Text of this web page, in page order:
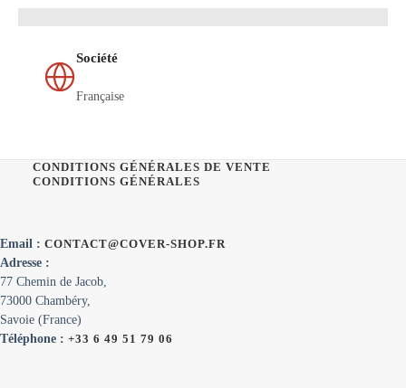
Société
Française
CONDITIONS GÉNÉRALES DE VENTE
CONDITIONS GÉNÉRALES
Email : CONTACT@COVER-SHOP.FR
Adresse :
77 Chemin de Jacob,
73000 Chambéry,
Savoie (France)
Téléphone : +33 6 49 51 79 06